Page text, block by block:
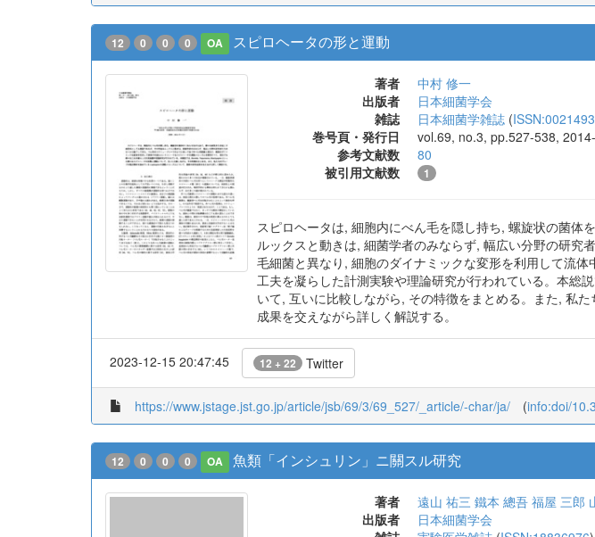
12 0 0 0 OA スピロヘータの形と運動
著者
中村 修一
出版者
日本細菌学会
雑誌
日本細菌学雑誌 (
巻号頁・発行日
vol.69, no.3, pp.527-538,
参考文献数
80
被引用文献数
1
スピロヘータは, 細胞内にべん毛を隠し持ち, 螺旋状の菌体
ルックスと動きは, 細菌学者のみならず, 幅広い分野の研究
毛細菌と異なり, 細胞のダイナミックな変形を利用して流
工夫を凝らした計測実験や理論研究が行われている。本総
いて, 互いに比較しながら, その特徴をまとめる。また, 私
成果を交えながら詳しく解説する。
2023-12-15 20:47:45 12 + 22 Twitter
https://www.jstage.jst.go.jp/article/jsb/69/3/69_527/_article/-char/ja/ (info:doi/
12 0 0 0 OA 魚類「インシュリン」ニ關スル研究
著者 遠山 祐三 鐵本 總吾 福屋 三郎
出版者
日本細菌学会